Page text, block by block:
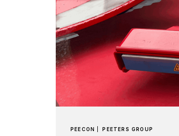
PEECON PEETERS GROUP